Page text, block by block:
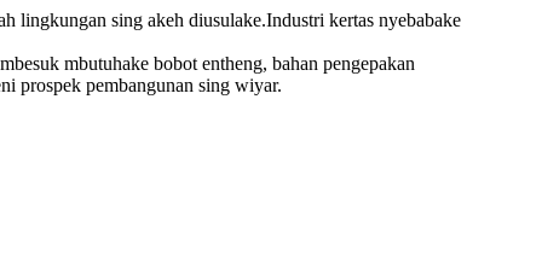
lingkungan sing akeh diusulake.Industri kertas nyebabake
mbutuhake bobot entheng, bahan pengepakan
prospek pembangunan sing wiyar.